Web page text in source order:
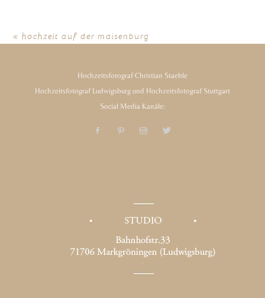
« hochzeit auf der maisenburg
Hochzeitsfotograf Christian Staehle
Hochzeitsfotograf Ludwigsburg und Hochzeitsfotograf Stuttgart
Social Media Kanäle: